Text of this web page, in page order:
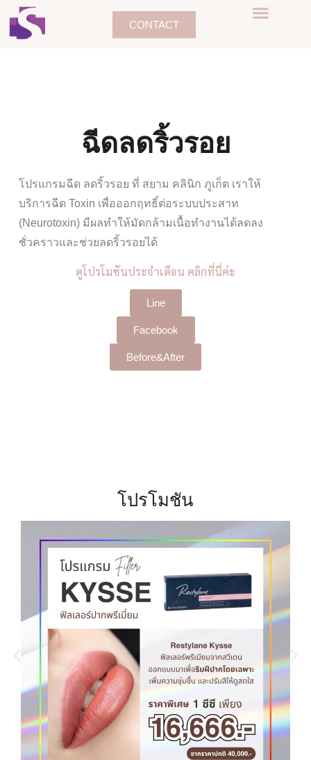
CONTACT
ฉีดลดริ้วรอย
โปรแกรมฉีด ลดริ้วรอย ที่ สยาม คลินิก ภูเก็ต เราให้
บริการฉีด Toxin เพื่อออกฤทธิ์ต่อระบบประสาท
(Neurotoxin) มีผลทำให้มัดกล้ามเนื้อทำงานได้ลดลง
ชั่วคราวและช่วยลดริ้วรอยได้
ดูโปรโมชันประจำเดือน คลิกที่นี่ค่ะ
Line
Facebook
Before&After
โปรโมชัน